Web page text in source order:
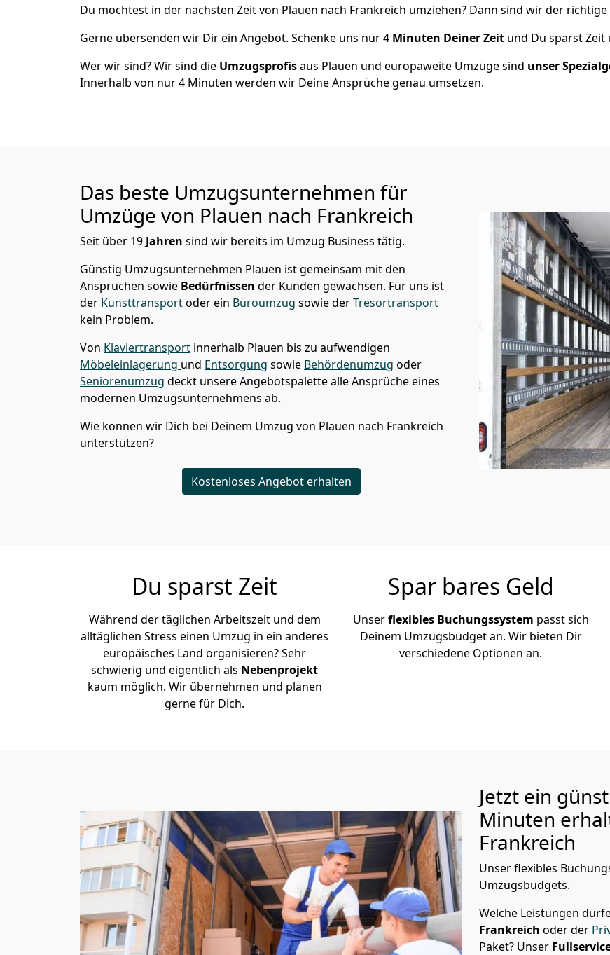
Du möchtest in der nächsten Zeit von Plauen nach Frankreich umziehen? Dann sind wir der
Gerne übersenden wir Dir ein Angebot. Schenke uns nur4 Minuten Deiner Zeit und Du sparst Zeit
Wer wir sind? Wir sind die Umzugsprofisaus Plauen und europaweite Umzüge sind unser
Innerhalb von nur4 Minuten werden wir Deine Ansprüche genau umsetzen.
Das beste Umzugsunternehmen für
Umzüge von Plauen nach Frankreich
Seit über 19 Jahren sind wir bereits im Umzug Business tätig.
Günstig Umzugsunternehmen Plauen ist gemeinsam mit den
Ansprüchen sowie Bedürfnissen der Kunden gewachsen. Für uns ist
der Kunsttransportoder ein Büroumzug sowie derTresortransport
kein Problem.
Von Klaviertransport innerhalb Plauen bis zu aufwendigen
Möbeleinlagerung und Entsorgung sowie Behördenumzug oder
Seniorenumzug deckt unsere Angebotspalette alle Ansprüche eines
modernen Umzugsunternehmens ab.
Wie können wir Dich bei Deinem Umzug von Plauen nach Frankreich
unterstützen?
Kostenloses Angebot erhalten
Du sparst Zeit
Während der täglichen Arbeitszeit und dem
alltäglichen Stress einen Umzug in ein anderes
europäisches Land organisieren? Sehr
schwierig und eigentlich als Nebenprojekt
kaum möglich. Wir übernehmen und planen
gerne für Dich.
Spar bares Geld
Unserflexibles Buchungssystem passt sich
Deinem Umzugsbudget an. Wir bieten Dir
verschiedene Optionen an.
Jetzt ein
Minuten
Frankreich
Unser flexibles
Umzugsbudgets.
Welche Leistungen
Frankreich oder der
Paket? Unser